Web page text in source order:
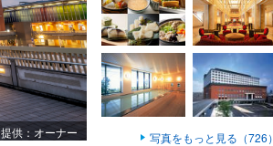
提供：オーナー 写真をもっと見る（726）